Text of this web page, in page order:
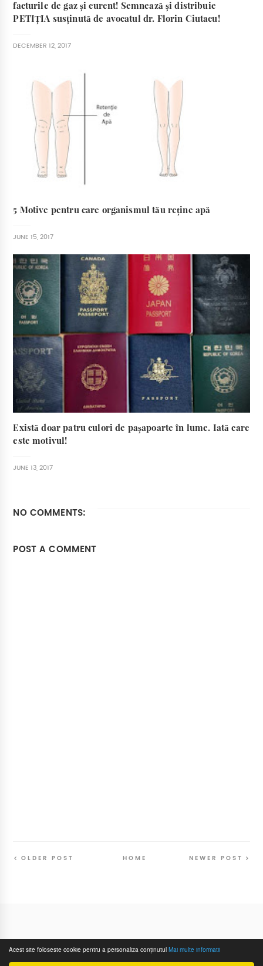
Acest site foloseste cookie pentru a personaliza conținutul Mai multe informatii
facturile de gaz și curent! Semnează și distribuie
PETIȚIA susținută de avocatul dr. Florin Ciutacu!
DECEMBER 12, 2017
5 Motive pentru care organismul tău reține apă
JUNE 15, 2017
Există doar patru culori de pașapoarte în lume. Iată care
este motivul!
JUNE 13, 2017
NO COMMENTS:
POST A COMMENT
NEWER POST
OLDER POST HOME
All Rights Reserved Pentru Suflet- 2016